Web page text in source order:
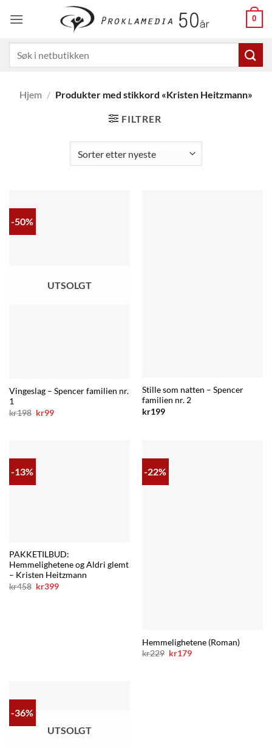
0
etter:
Hjem / Produkter med stikkord «Kristen Heitzmann»
FILTRER
-50%
UTSOLGT
Vingeslag – Spencer familien nr.
1
kr198 Opprinnelig
kr99Nåværende
Stille som natten – Spencer
familien nr. 2
kr199
-13%
PAKKETILBUD:
Hemmelighetene og Aldri glemt
– Kristen Heitzmann
kr458 Opprinnelig
kr399Nåværende
-22%
Hemmelighetene (Roman)
kr229 Opprinnelig
kr179Nåværende
-36%
UTSOLGT